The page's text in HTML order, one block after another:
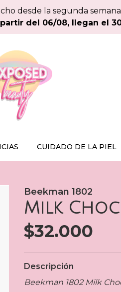
desde la segunda
partir del 06/08, llegan el
CUIDADO DE LA PIEL
Beekman 1802
Milk
$32.000
Descripción
Beekman 1802 Milk